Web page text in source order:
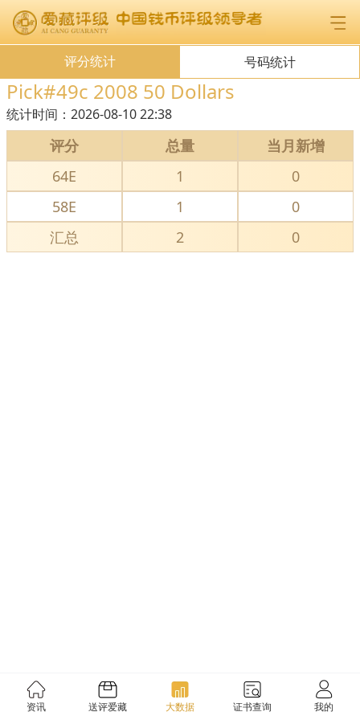
评分统计 号码统计
Pick#49c 2008 50 Dollars
统计时间： 2026-08-10 22:38
评分 总量
当月新增
64E
1
0
58E
1
0
汇总
2 0
资讯 送评爱藏 大数据 证书查询 我的